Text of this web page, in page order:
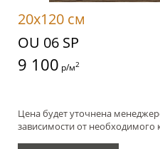
20x120 см
OU 06 SP
9 100 р/м2
Цена будет уточнена
зависимости от необходимого